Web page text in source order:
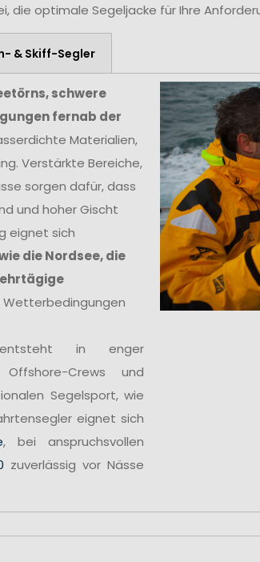
die optimale Segeljacke für Ihre
& Skiff-Segler
schwere
fernab der
Materialien,
Verstärkte Bereiche,
sorgen dafür, dass
und hoher Gischt
eignet sich
die Nordsee, die
Wetterbedingungen
entsteht in enger
Crews und
Segelsport, wie
eignet sich
, bei anspruchsvollen
zuverlässig vor Nässe